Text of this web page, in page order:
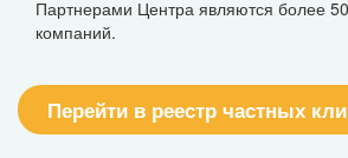
Партнерами Центра являются более
компаний.
Перейти в реестр частных